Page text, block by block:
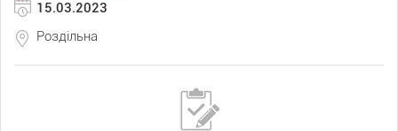
15.03.2023
Роздільна